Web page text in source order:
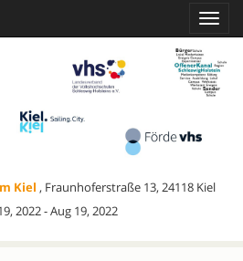
Kiel , Fraunhoferstraße 13, 24118 Kiel
2022 - Aug 19, 2022